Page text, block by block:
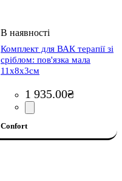
Комплект для ВАК терапії зі
сріблом: пов'язка мала
11х8х3см
1 935.00₴
Confort